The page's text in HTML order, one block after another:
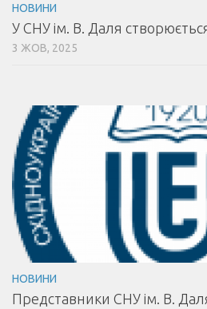
НОВИНИ
У СНУ ім. В. Даля створюється
3 ЖОВ, 2025
НОВИНИ
Представники СНУ ім. В.